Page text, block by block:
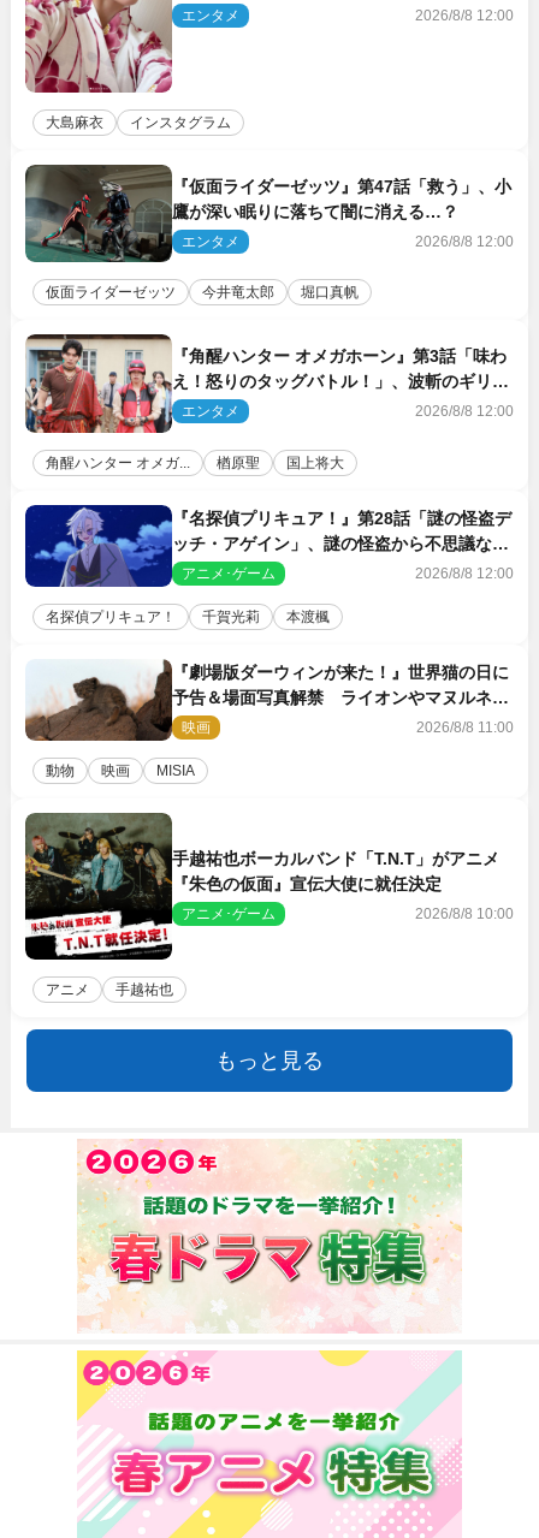
エンタメ 2026/8/8 12:00
大島麻衣 インスタグラム
『仮面ライダーゼッツ』第47話「救う」、小
鷹が深い眠りに落ちて闇に消える…？
エンタメ 2026/8/8 12:00
仮面ライダーゼッツ 今井竜太郎 堀口真帆
『角醒ハンター オメガホーン』第3話「味わ
え！怒りのタッグバトル！」、波斬のギリコ
がハンターバトルを挑んできた！
エンタメ 2026/8/8 12:00
角醒ハンター オメガ... 楢原聖 国上将大
『名探偵プリキュア！』第28話「謎の怪盗デ
ッチ・アゲイン」、謎の怪盗から不思議な予
告状が届く
アニメ･ゲーム 2026/8/8 12:00
名探偵プリキュア！ 千賀光莉 本渡楓
『劇場版ダーウィンが来た！』世界猫の日に
予告＆場面写真解禁 ライオンやマヌルネコ
の赤ちゃんが大集合
映画 2026/8/8 11:00
動物 映画 MISIA
手越祐也ボーカルバンド「T.N.T」がアニメ
『朱色の仮面』宣伝大使に就任決定
アニメ･ゲーム 2026/8/8 10:00
アニメ 手越祐也
もっと見る